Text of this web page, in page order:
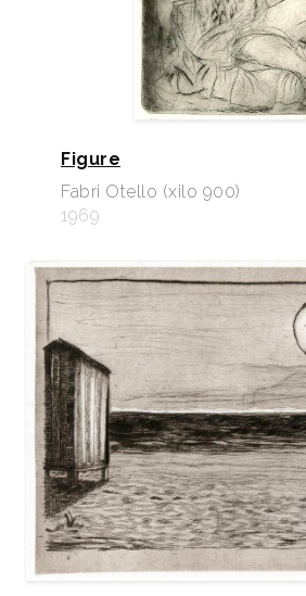
Figure
Fabri Otello (xilo 900)
1969